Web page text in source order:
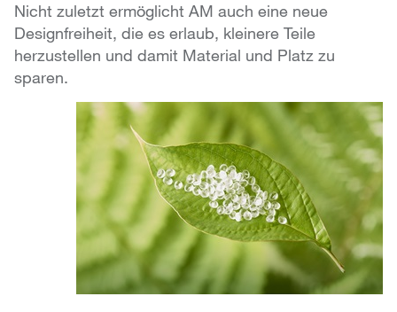
Nicht zuletzt ermöglicht AM auch eine neue
Designfreiheit, die es erlaub, kleinere Teile
herzustellen und damit Material und Platz zu
sparen.